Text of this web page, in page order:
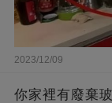
2023/12/09
你家裡有廢棄